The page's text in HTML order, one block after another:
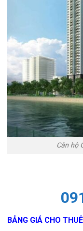
Căn hộ
BẢNG GIÁ CHO